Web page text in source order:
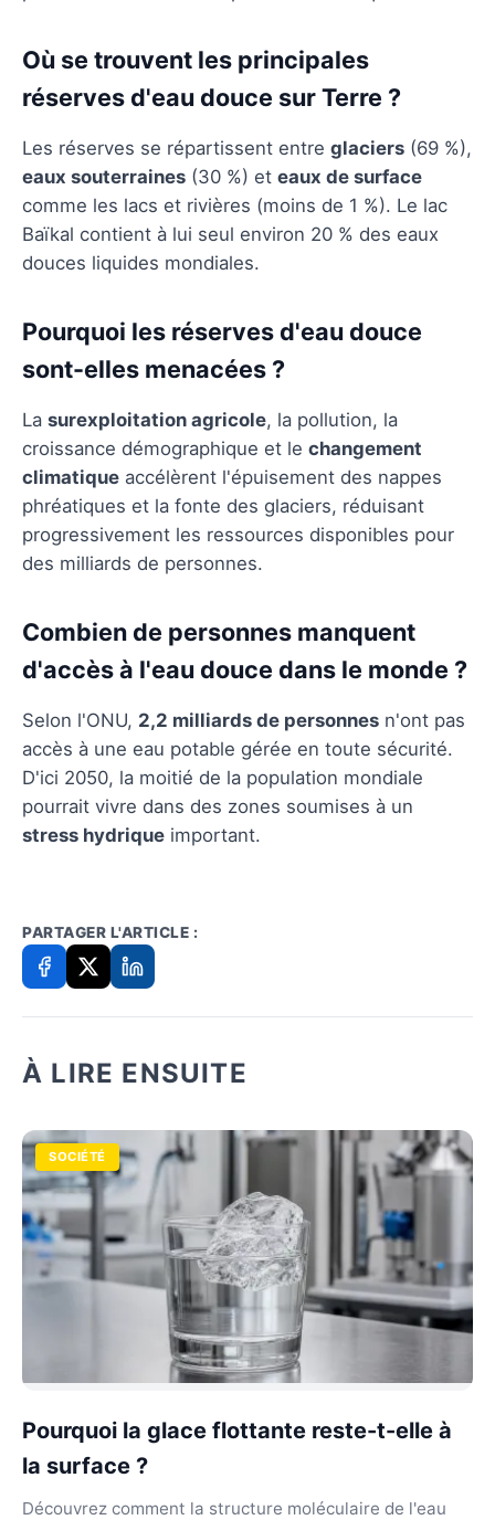
Où se trouvent les principales
réserves d'eau douce sur Terre ?
Les réserves se répartissent entre glaciers (69 %),
eaux souterraines (30 %) et eaux de surface
comme les lacs et rivières (moins de 1 %). Le lac
Baïkal contient à lui seul environ 20 % des eaux
douces liquides mondiales.
Pourquoi les réserves d'eau douce
sont-elles menacées ?
La surexploitation agricole, la pollution, la
croissance démographique et le changement
climatique accélèrent l'épuisement des nappes
phréatiques et la fonte des glaciers, réduisant
progressivement les ressources disponibles pour
des milliards de personnes.
Combien de personnes manquent
d'accès à l'eau douce dans le monde ?
Selon l'ONU, 2,2 milliards de personnes n'ont pas
accès à une eau potable gérée en toute sécurité.
D'ici 2050, la moitié de la population mondiale
pourrait vivre dans des zones soumises à un
stress hydrique important.
PARTAGER L'ARTICLE :
À LIRE ENSUITE
SOCIÉTÉ
Pourquoi la glace flottante reste-t-elle à
la surface ?
Découvrez comment la structure moléculaire de l'eau